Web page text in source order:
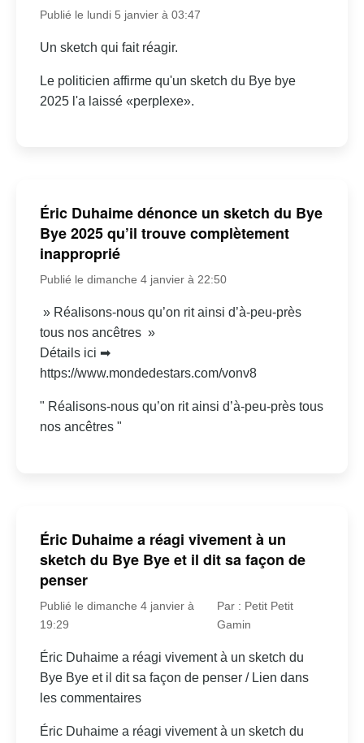
Publié le lundi 5 janvier à 03:47
Un sketch qui fait réagir.
Le politicien affirme qu'un sketch du Bye bye
2025 l'a laissé «perplexe».
Éric Duhaime dénonce un sketch du Bye
Bye 2025 qu’il trouve complètement
inapproprié
Publié le dimanche 4 janvier à 22:50
» Réalisons-nous qu’on rit ainsi d’à-peu-près
tous nos ancêtres »
Détails ici ➡
https://www.mondedestars.com/vonv8
" Réalisons-nous qu’on rit ainsi d’à-peu-près tous
nos ancêtres "
Éric Duhaime a réagi vivement à un
sketch du Bye Bye et il dit sa façon de
penser
Publié le dimanche 4 janvier à
19:29
Par : Petit Petit
Gamin
Éric Duhaime a réagi vivement à un sketch du
Bye Bye et il dit sa façon de penser / Lien dans
les commentaires
Éric Duhaime a réagi vivement à un sketch du